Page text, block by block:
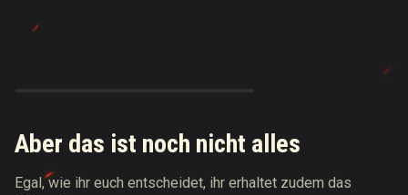
Aber das ist noch nicht alles
Egal, wie ihr euch entscheidet, ihr erhaltet zudem das